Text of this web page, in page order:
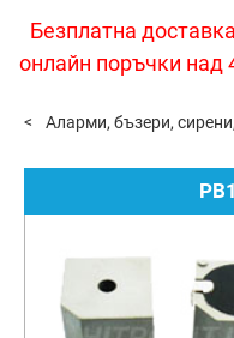
Безплатна
онлайн поръчки над
Аларми, бъзери,